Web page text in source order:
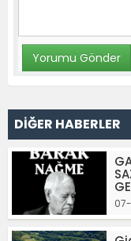
DİĞER HABERLER